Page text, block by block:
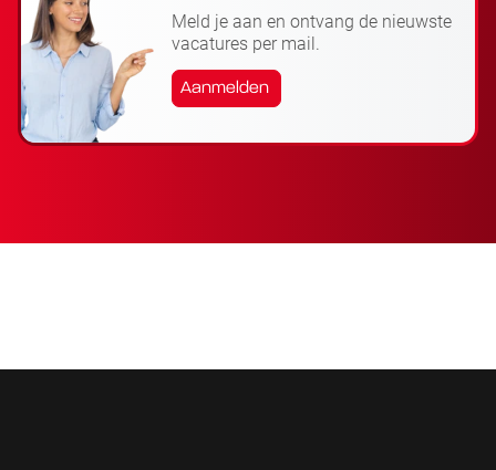
Meld je aan en ontvang de nieuwste
vacatures per mail.
Aanmelden